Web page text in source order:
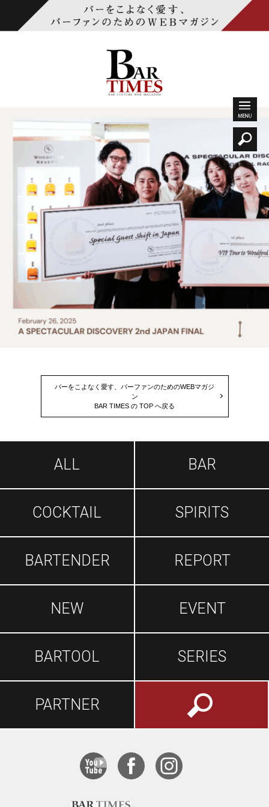
バーをこよなく愛す、バーファンのためのWEBマガジ
ン
BAR TIMES の TOP へ戻る
ALL BAR
COCKTAIL SPIRITS
BARTENDER REPORT
NEW EVENT
BARTOOL SERIES
PARTNER